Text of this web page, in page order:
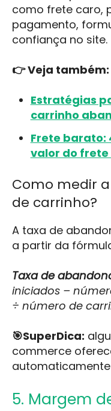
como frete caro,
pagamento,
confiança no site.
👉 Veja também:
Estratégias
carrinho
Frete barato:
valor do
Como medir
de carrinho?
A taxa de
a partir da
Taxa de
iniciados –
÷ número de
🎯SuperDica:
commerce
5. Margem